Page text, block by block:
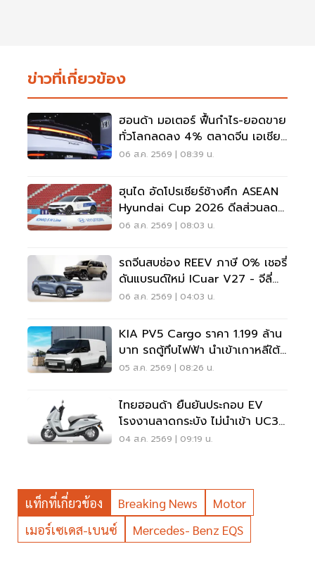
ข่าวที่เกี่ยวข้อง
ฮอนด้า มอเตอร์ ฟื้นกำไร-ยอดขาย
ทั่วโลกลดลง 4% ตลาดจีน เอเชีย
ร่วง
06 ส.ค. 2569 | 08:39 น.
ฮุนได อัดโปรเชียร์ช้างศึก ASEAN
Hyundai Cup 2026 ดีลส่วนลด
5 แสน แจกเสื้อทีมชาติไทย
06 ส.ค. 2569 | 08:03 น.
รถจีนสบช่อง REEV ภาษี 0% เชอรี่
ดันแบรนด์ใหม่ ICuar V27 - จีลี่
ส่ง Starray
06 ส.ค. 2569 | 04:03 น.
KIA PV5 Cargo ราคา 1.199 ล้าน
บาท รถตู้ทึบไฟฟ้า นำเข้าเกาหลีใต้
ภาษี 0%
05 ส.ค. 2569 | 08:26 น.
ไทยฮอนด้า ยืนยันประกอบ EV
โรงงานลาดกระบัง ไม่นำเข้า UC3
เวียดนาม
04 ส.ค. 2569 | 09:19 น.
แท็กที่เกี่ยวข้อง Breaking News
Motor
เมอร์เซเดส-เบนซ์
Mercedes- Benz EQS